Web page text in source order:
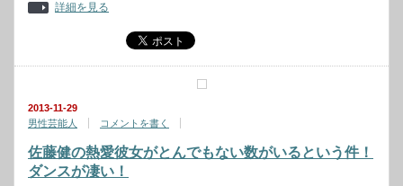
詳細を見る
2013-11-29
男性芸能人
コメントを書く
佐藤健の熱愛彼女がとんでもない数がいるという件！
ダンスが凄い！